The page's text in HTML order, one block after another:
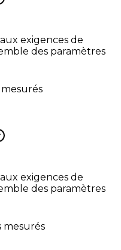
exigences de
des paramètres
exigences de
des paramètres
mesurés